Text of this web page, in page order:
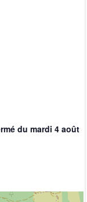
du mardi 4 août